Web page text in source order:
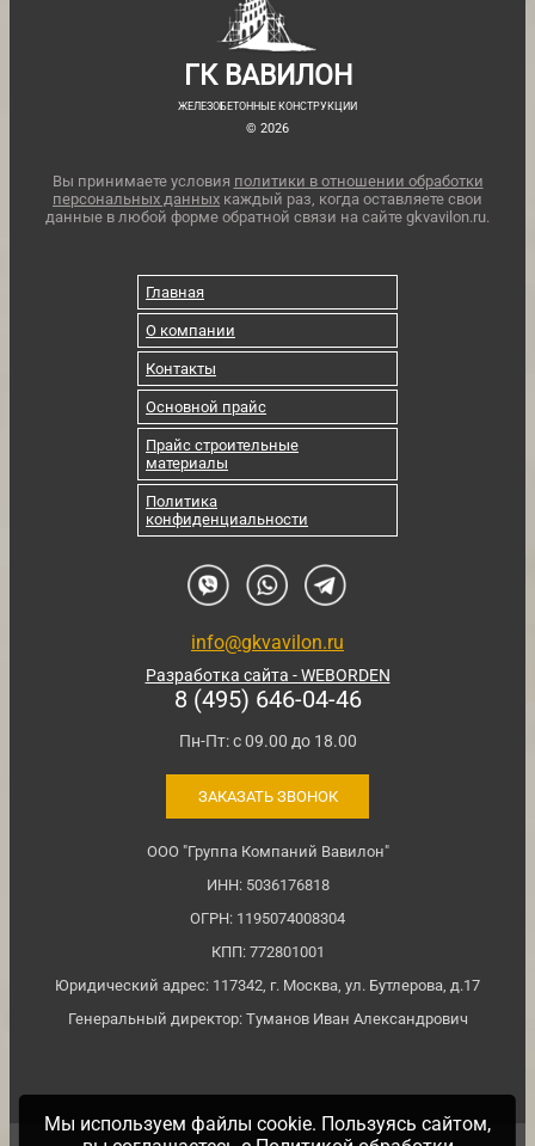
ГК ВАВИЛОН
ЖЕЛЕЗОБЕТОННЫЕ КОНСТРУКЦИИ
© 2026
Вы принимаете условия политики в отношении обработки
персональных данных каждый раз, когда оставляете свои
данные в любой форме обратной связи на сайте gkvavilon.ru.
Главная
О компании
Контакты
Основной прайс
Прайс строительные
материалы
Политика
конфиденциальности
info@gkvavilon.ru
Разработка сайта - WEBORDEN
8 (495) 646-04-46
Пн-Пт: с 09.00 до 18.00
ЗАКАЗАТЬ ЗВОНОК
ООО "Группа Компаний Вавилон"
ИНН: 5036176818
ОГРН: 1195074008304
КПП: 772801001
Юридический адрес: 117342, г. Москва, ул. Бутлерова, д.17
Генеральный директор: Туманов Иван Александрович
Мы используем файлы cookie. Пользуясь сайтом,